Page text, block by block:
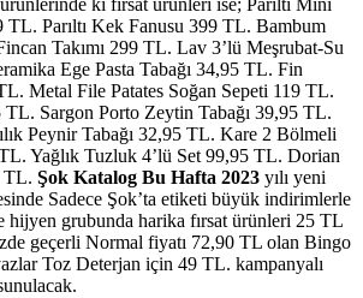
ki fırsat ürünleri ise; Parıltı Mini
TL. Parıltı Kek Fanusu 399 TL. Bambum
Takımı 299 TL. Lav 3’lü Meşrubat-Su
Ege Pasta Tabağı 34,95 TL. Fin
Metal File Patates Soğan Sepeti 119 TL.
TL. Sargon Porto Zeytin Tabağı 39,95 TL.
Peynir Tabağı 32,95 TL. Kare 2 Bölmeli
Yağlık Tuzluk 4’lü Set 99,95 TL. Dorian
TL. Şok Katalog Bu Hafta 2023 yılı yeni
Sadece Şok’ta etiketi büyük indirimlerle
hijyen grubunda harika fırsat ürünleri 25 TL
geçerli Normal fiyatı 72,90 TL olan Bingo
Toz Deterjan için 49 TL. kampanyalı